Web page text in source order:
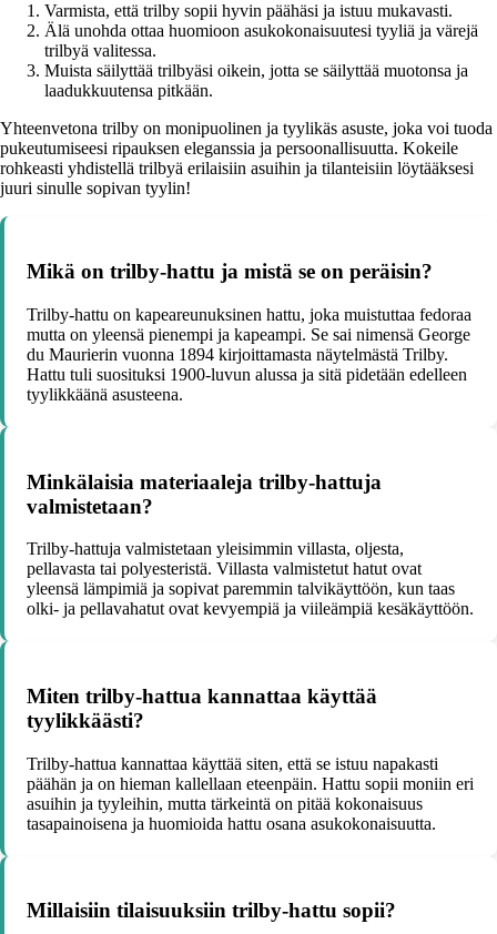
Varmista, että trilby sopii hyvin päähäsi ja istuu mukavasti.
Älä unohda ottaa huomioon asukokonaisuutesi tyyliä ja värejä
trilbyä valitessa.
Muista säilyttää trilbyäsi oikein, jotta se säilyttää muotonsa ja
laadukkuutensa pitkään.
Yhteenvetona trilby on monipuolinen ja tyylikäs asuste, joka voi tuoda
pukeutumiseesi ripauksen eleganssia ja persoonallisuutta. Kokeile
rohkeasti yhdistellä trilbyä erilaisiin asuihin ja tilanteisiin löytääksesi
juuri sinulle sopivan tyylin!
Mikä on trilby-hattu ja mistä se on peräisin?
Trilby-hattu on kapeareunuksinen hattu, joka muistuttaa fedoraa
mutta on yleensä pienempi ja kapeampi. Se sai nimensä George
du Maurierin vuonna 1894 kirjoittamasta näytelmästä Trilby.
Hattu tuli suosituksi 1900-luvun alussa ja sitä pidetään edelleen
tyylikkäänä asusteena.
Minkälaisia materiaaleja trilby-hattuja
valmistetaan?
Trilby-hattuja valmistetaan yleisimmin villasta, oljesta,
pellavasta tai polyesteristä. Villasta valmistetut hatut ovat
yleensä lämpimiä ja sopivat paremmin talvikäyttöön, kun taas
olki- ja pellavahatut ovat kevyempiä ja viileämpiä kesäkäyttöön.
Miten trilby-hattua kannattaa käyttää
tyylikkäästi?
Trilby-hattua kannattaa käyttää siten, että se istuu napakasti
päähän ja on hieman kallellaan eteenpäin. Hattu sopii moniin eri
asuihin ja tyyleihin, mutta tärkeintä on pitää kokonaisuus
tasapainoisena ja huomioida hattu osana asukokonaisuutta.
Millaisiin tilaisuuksiin trilby-hattu sopii?